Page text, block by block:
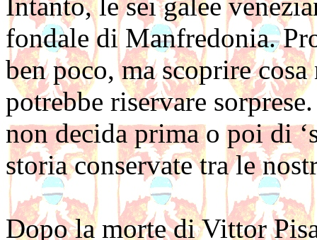
fondale di Manfredonia.
ben poco, ma scoprire
potrebbe riservare
non decida prima o poi di
storia conservate tra le
Dopo la morte di Vittor